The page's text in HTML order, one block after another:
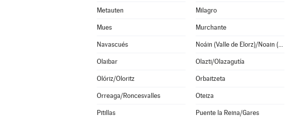
Metauten Milagro
Mues Murchante
Navascués Noáin (Valle de Elorz)/Noain (Elortzibar)
Olaibar Olazti/Olazagutía
Olóriz/Oloritz Orbaitzeta
Orreaga/Roncesvalles Oteiza
Pitillas Puente la Reina/Gares